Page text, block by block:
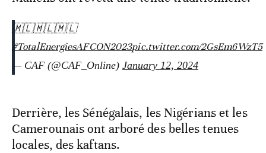
🇲🇱🇲🇱🇲🇱
#TotalEnergiesAFCON2023pic.twitter.com/2GsEm6WzT5
— CAF (@CAF_Online) January 12, 2024
Derrière, les Sénégalais, les Nigérians et les
Camerounais ont arboré des belles tenues
locales, des kaftans.